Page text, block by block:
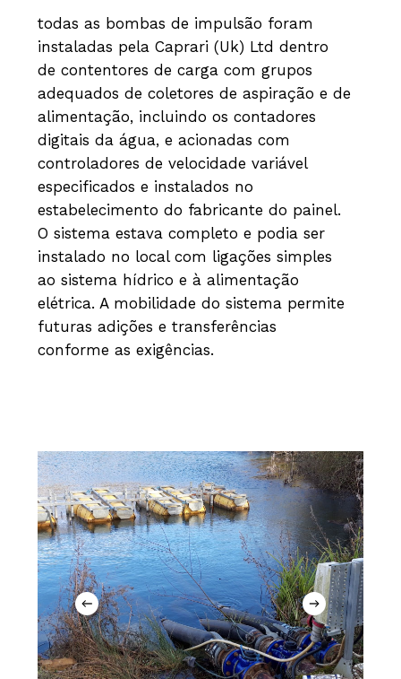
todas as bombas de impulsão foram
instaladas pela Caprari (Uk) Ltd dentro
de contentores de carga com grupos
adequados de coletores de aspiração e de
alimentação, incluindo os contadores
digitais da água, e acionadas com
controladores de velocidade variável
especificados e instalados no
estabelecimento do fabricante do painel.
O sistema estava completo e podia ser
instalado no local com ligações simples
ao sistema hídrico e à alimentação
elétrica. A mobilidade do sistema permite
futuras adições e transferências
conforme as exigências.